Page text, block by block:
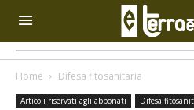
Home Difesa fitosanitaria
Articoli riservati agli abbonati Difesa